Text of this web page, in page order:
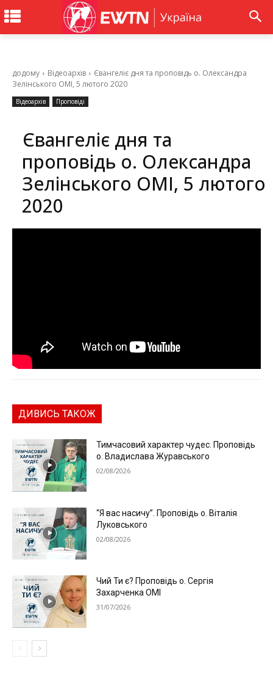
додому Відеоархів
Євангеліє дня та проповідь о. Олександра
Зелінського ОМІ, 5 лютого 2020
Відеоархів Проповіді
Євангеліє дня та
проповідь о. Олександра
Зелінського ОМІ, 5 лютого
2020
ДИВИСЬ ТАКОЖ
Тимчасовий характер чудес. Проповідь
о. Владислава Журавського
02/08/2026
“Я вас насичу”. Проповідь о. Віталія
Луковського
02/08/2026
Чий Ти є? Проповідь о. Сергія
Захарченка ОМІ
31/07/2026